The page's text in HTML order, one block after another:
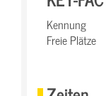
Kennung
Freie Plätze